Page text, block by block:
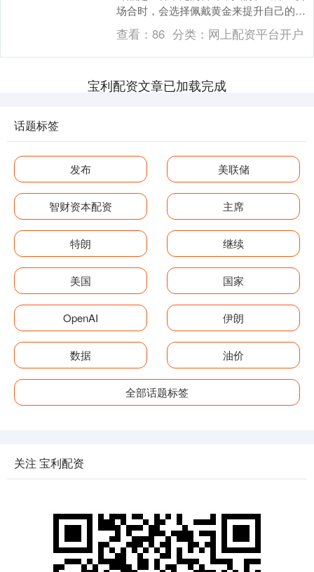
场合时，会选择佩戴黄金来提升自己的地
位。那么，1996属鼠人适合戴金吗? 1、
19....
查看：86 分类： 网上配资平台开户
宝利配资文章已加载完成
话题标签
发布 美联储
智财资本配资 主席
特朗 继续
美国 国家
OpenAI 伊朗
数据 油价
全部话题标签
关注 宝利配资